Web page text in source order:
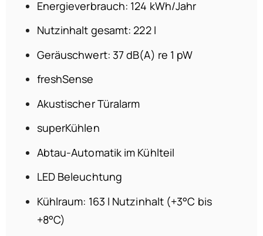
Energieverbrauch: 124 kWh/Jahr
Nutzinhalt gesamt: 222 l
Geräuschwert: 37 dB(A) re 1 pW
freshSense
Akustischer Türalarm
superKühlen
Abtau-Automatik im Kühlteil
LED Beleuchtung
Kühlraum: 163 l Nutzinhalt (+3°C bis
+8°C)